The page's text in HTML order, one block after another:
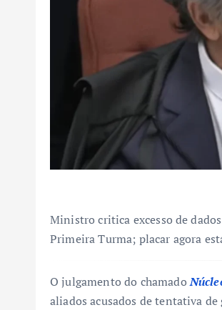
Ministro critica excesso de
Primeira Turma; placar agora
O julgamento do chamado
aliados acusados de tentativa